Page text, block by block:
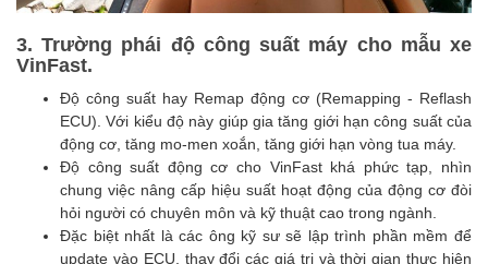
3. Trường phái độ công suất máy cho mẫu xe
VinFast.
Độ công suất hay Remap động cơ (Remapping - Reflash
ECU). Với kiểu độ này giúp gia tăng giới hạn công suất của
động cơ, tăng mo-men xoắn, tăng giới hạn vòng tua máy.
Độ công suất động cơ cho VinFast khá phức tạp, nhìn
chung việc nâng cấp hiệu suất hoạt động của động cơ đòi
hỏi người có chuyên môn và kỹ thuật cao trong ngành.
Đặc biệt nhất là các ông kỹ sư sẽ lập trình phần mềm để
update vào ECU, thay đổi các giá trị và thời gian thực hiện